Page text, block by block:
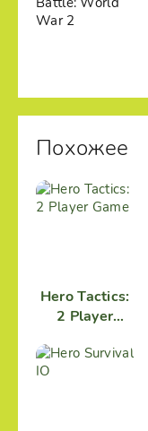
Похожее
Hero Tactics:
2 Player